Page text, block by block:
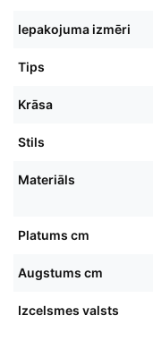
Iepakojuma izmēri
Tips
Krāsa
Stils
Materiāls
Platums cm
Augstums cm
Izcelsmes valsts